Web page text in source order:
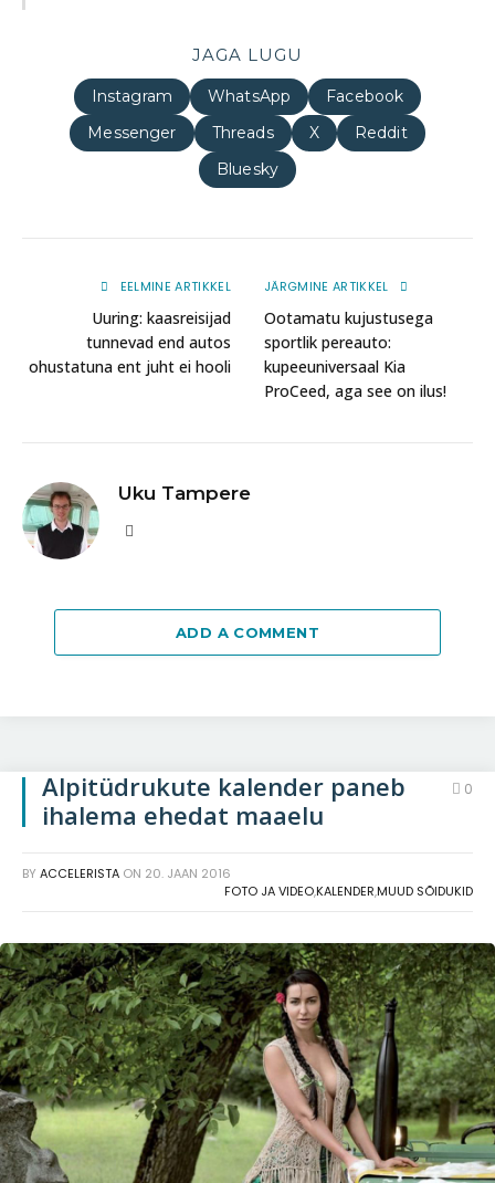
JAGA LUGU
Instagram WhatsApp
Facebook
Messenger
Threads X
Reddit
Bluesky
EELMINE ARTIKKEL
Uuring: kaasreisijad
tunnevad end autos
ohustatuna ent juht ei hooli
JÄRGMINE ARTIKKEL
Ootamatu kujustusega
sportlik pereauto:
kupeeuniversaal Kia
ProCeed, aga see on ilus!
Uku Tampere
ADD A COMMENT
Alpitüdrukute kalender paneb
ihalema ehedat maaelu
0
BY ACCELERISTA ON 20. JAAN 2016
FOTO JA VIDEO,KALENDER,MUUD SÕIDUKID